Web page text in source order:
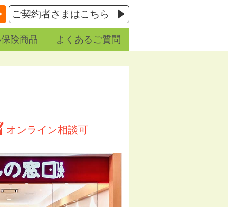
ご契約者さまはこちら
険商品 よくあるご質問
オンライン相談可